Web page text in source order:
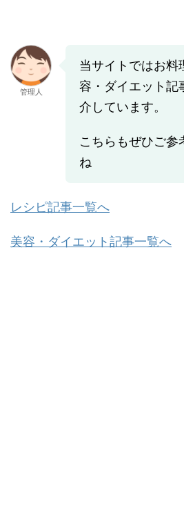
管理人
当サイトではお料
容・ダイエット記
介しています。
こちらもぜひご参
ね
レシピ記事一覧へ
美容・ダイエット記事一覧へ